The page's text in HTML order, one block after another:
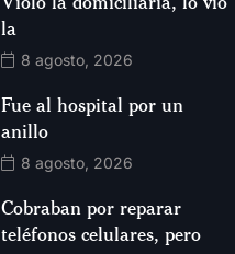
la
8 agosto, 2026
Fue al hospital por un
anillo
8 agosto, 2026
Cobraban por reparar
teléfonos celulares, pero